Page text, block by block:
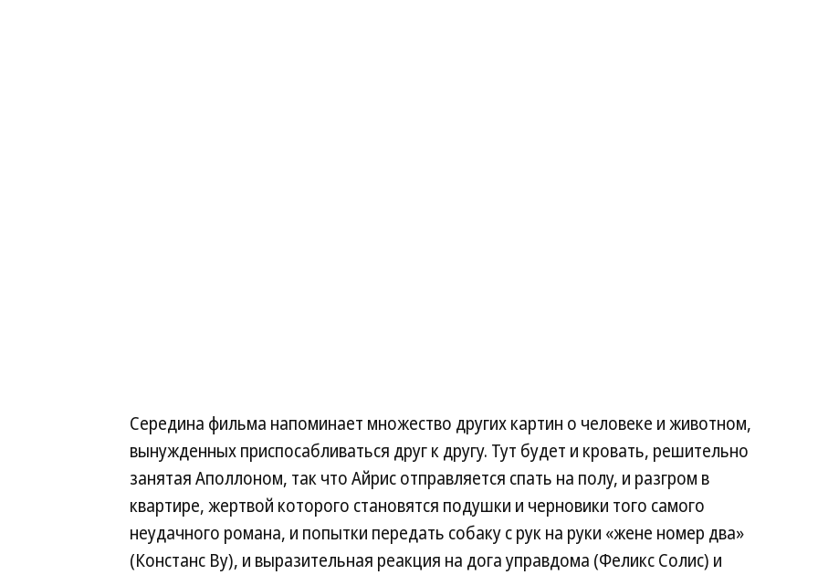
Середина фильма напоминает множество других картин о человеке и животном,
вынужденных приспосабливаться друг к другу. Тут будет и кровать, решительно
занятая Аполлоном, так что Айрис отправляется спать на полу, и разгром в
квартире, жертвой которого становятся подушки и черновики того самого
неудачного романа, и попытки передать собаку с рук на руки «жене номер два»
(Констанс Ву), и выразительная реакция на дога управдома (Феликс Солис) и